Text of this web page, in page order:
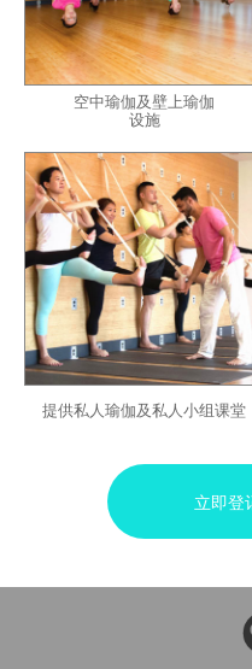
空中瑜伽及壁上瑜伽
设施
提供私人瑜伽及私人小组课堂
立即登